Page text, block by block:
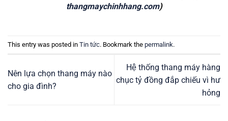
thangmaychinhhang.com)
This entry was posted in Tin tức. Bookmark the permalink.
Nên lựa chọn thang máy nào
cho gia đình?
Hệ thống thang máy hàng
chục tỷ đồng đắp chiếu vì hư
hỏng